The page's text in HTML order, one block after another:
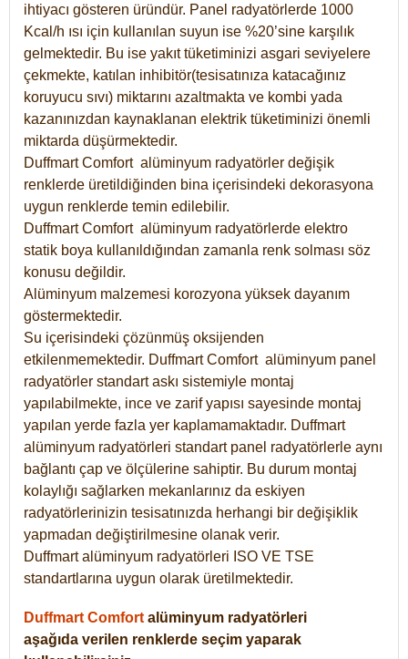
ihtiyacı gösteren üründür. Panel radyatörlerde 1000
Kcal/h ısı için kullanılan suyun ise %20’sine karşılık
gelmektedir. Bu ise yakıt tüketiminizi asgari seviyelere
çekmekte, katılan inhibitör(tesisatınıza katacağınız
koruyucu sıvı) miktarını azaltmakta ve kombi yada
kazanınızdan kaynaklanan elektrik tüketiminizi önemli
miktarda düşürmektedir.
Duffmart Comfort alüminyum radyatörler değişik
renklerde üretildiğinden bina içerisindeki dekorasyona
uygun renklerde temin edilebilir.
DuffmartComfort alüminyum radyatörlerde elektro
statik boya kullanıldığından zamanla renk solması söz
konusu değildir.
Alüminyum malzemesi korozyona yüksek dayanım
göstermektedir.
Su içerisindeki çözünmüş oksijenden
etkilenmemektedir. DuffmartComfort alüminyum panel
radyatörler standart askı sistemiyle montaj
yapılabilmekte, ince ve zarif yapısı sayesinde montaj
yapılan yerde fazla yer kaplamamaktadır. Duffmart
alüminyum radyatörleri standart panel radyatörlerle aynı
bağlantı çap ve ölçülerine sahiptir. Bu durum montaj
kolaylığı sağlarken mekanlarınız da eskiyen
radyatörlerinizin tesisatınızda herhangi bir değişiklik
yapmadan değiştirilmesine olanak verir.
Duffmart alüminyum radyatörleri ISO VE TSE
standartlarına uygun olarak üretilmektedir.
Duffmart Comfort alüminyum radyatörleri
aşağıda verilen renklerde seçim yaparak